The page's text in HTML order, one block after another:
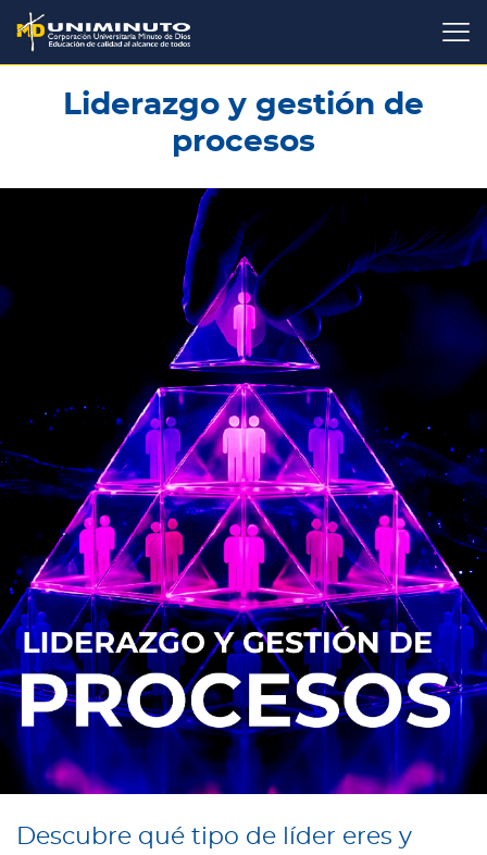
Pasar
contenido
principal
Liderazgo y gestión de
procesos
Descubre qué tipo de líder eres y